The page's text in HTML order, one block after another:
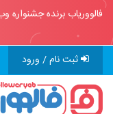
فالووریاب برنده جشنواره وب ۹۷ ، ۹۸ و
ثبت نام / ورود